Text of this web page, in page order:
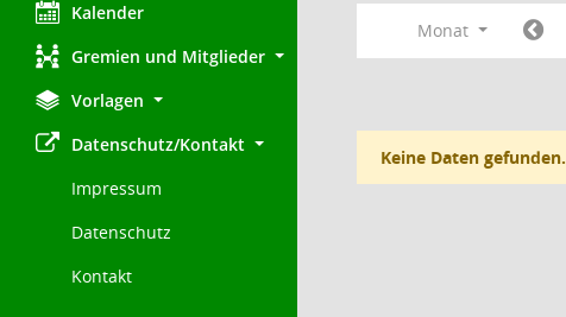
Kalender
Gremien und Mitglieder
Vorlagen
Datenschutz/Kontakt
Impressum
Datenschutz
Kontakt
Monat
Keine Daten gefunden.